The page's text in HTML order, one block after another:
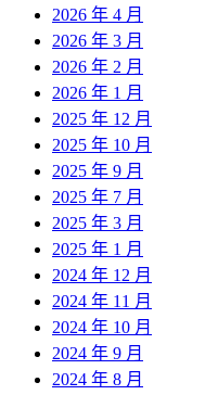
2026 年 4 月
2026 年 3 月
2026 年 2 月
2026 年 1 月
2025 年 12 月
2025 年 10 月
2025 年 9 月
2025 年 7 月
2025 年 3 月
2025 年 1 月
2024 年 12 月
2024 年 11 月
2024 年 10 月
2024 年 9 月
2024 年 8 月